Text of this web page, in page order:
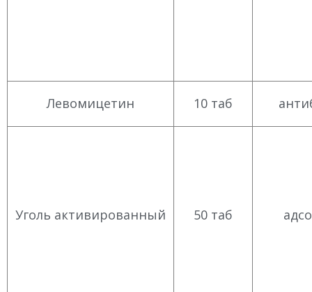
Левомицетин 10 таб
Уголь активированный 50 таб